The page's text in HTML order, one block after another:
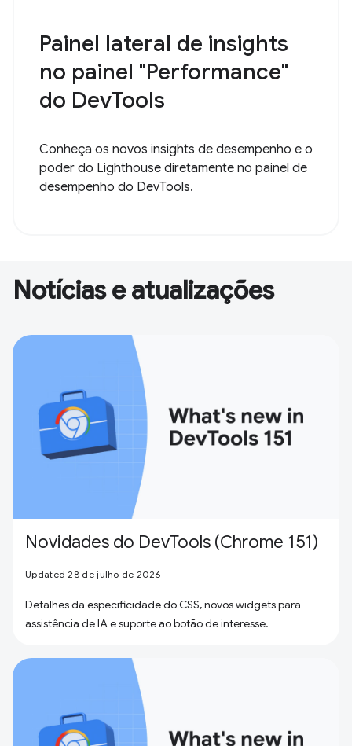
Painel lateral de insights
no painel "Performance"
do DevTools
Conheça os novos insights de desempenho e o
poder do Lighthouse diretamente no painel de
desempenho do DevTools.
Notícias e atualizações
Novidades do DevTools (Chrome 151)
Updated 28 de julho de 2026
Detalhes da especificidade do CSS, novos widgets para
assistência de IA e suporte ao botão de interesse.